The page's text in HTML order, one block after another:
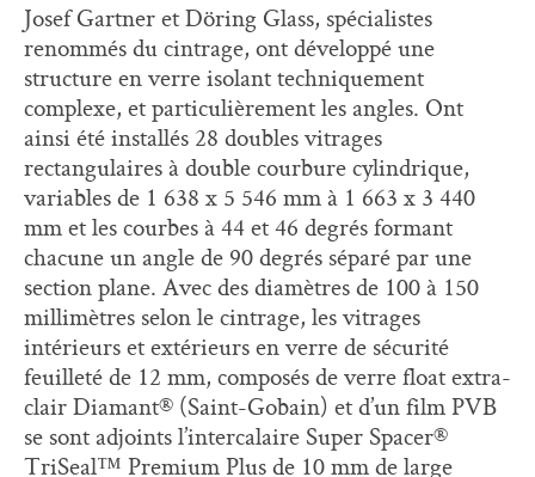
Josef Gartner et Döring Glass, spécialistes
renommés du cintrage, ont développé une
structure en verre isolant techniquement
complexe, et particulièrement les angles. Ont
ainsi été installés 28 doubles vitrages
rectangulaires à double courbure cylindrique,
variables de 1 638 x 5 546 mm à 1 663 x 3 440
mm et les courbes à 44 et 46 degrés formant
chacune un angle de 90 degrés séparé par une
section plane. Avec des diamètres de 100 à 150
millimètres selon le cintrage, les vitrages
intérieurs et extérieurs en verre de sécurité
feuilleté de 12 mm, composés de verre float extra-
clair Diamant® (Saint-Gobain) et d’un film PVB
se sont adjoints l’intercalaire Super Spacer®
TriSeal™ Premium Plus de 10 mm de large